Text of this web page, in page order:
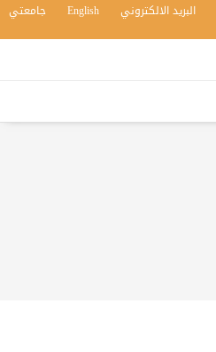
البريد الالكتروني English جامعتي